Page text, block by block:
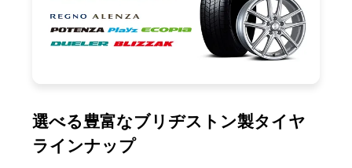
選べる豊富なブリヂストン製タイヤ
ラインナップ